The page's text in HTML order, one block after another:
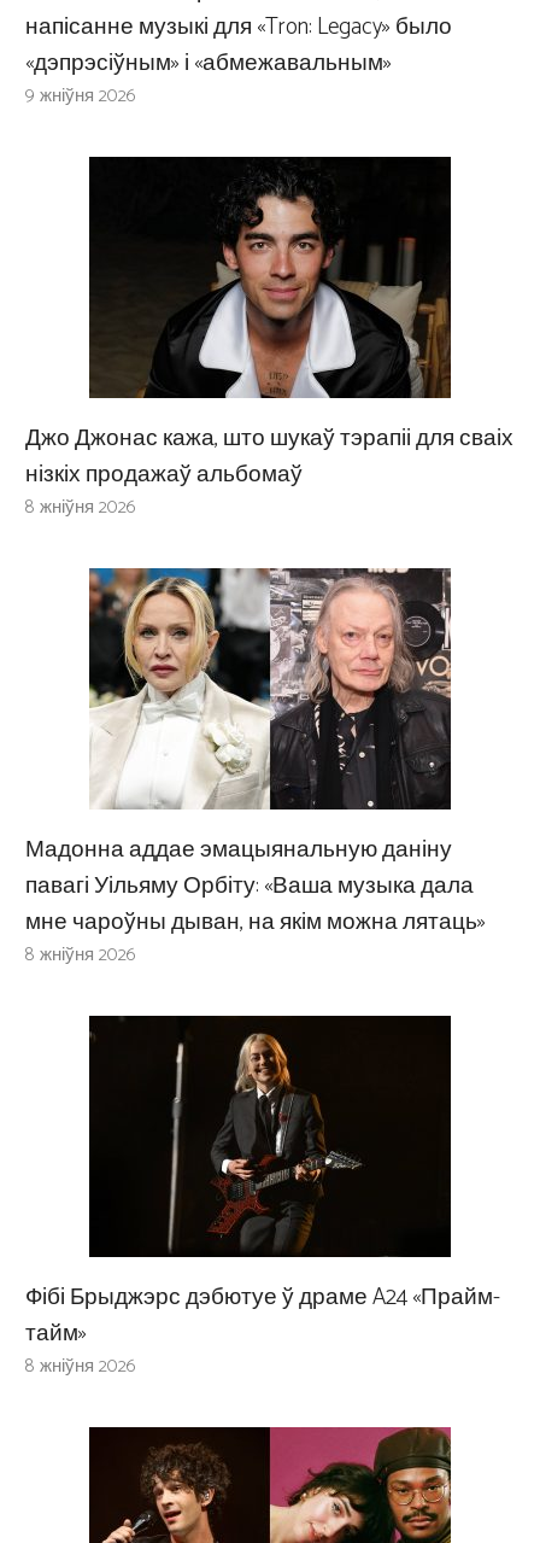
напісанне музыкі для «Tron: Legacy» было
«дэпрэсіўным» і «абмежавальным»
9 жніўня 2026
Джо Джонас кажа, што шукаў тэрапіі для сваіх
нізкіх продажаў альбомаў
8 жніўня 2026
Мадонна аддае эмацыянальную даніну
павагі Уільяму Орбіту: «Ваша музыка дала
мне чароўны дыван, на якім можна лятаць»
8 жніўня 2026
Фібі Брыджэрс дэбютуе ў драме A24 «Прайм-
тайм»
8 жніўня 2026